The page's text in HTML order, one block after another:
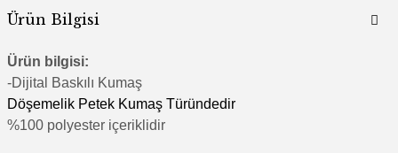
Ürün Bilgisi
Ürün bilgisi:
-Dijital Baskılı Kumaş
Döşemelik Petek Kumaş Türündedir
%100 polyester içeriklidir